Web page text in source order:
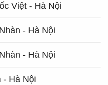
Việt - Hà Nội
- Hà Nội
- Hà Nội
- Hà Nội